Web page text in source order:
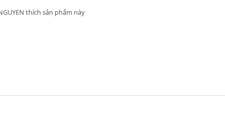
thích sản phẩm này